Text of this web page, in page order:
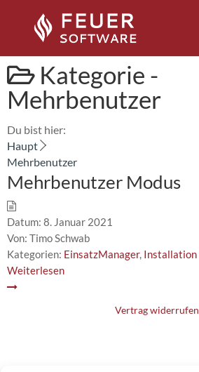
Kategorie -
Mehrbenutzer
Du bist hier:
Haupt
Mehrbenutzer
Mehrbenutzer Modus
Datum: 8. Januar 2021
Von: Timo Schwab
Kategorien: EinsatzManager, Installation
Weiterlesen
Vertrag widerrufen